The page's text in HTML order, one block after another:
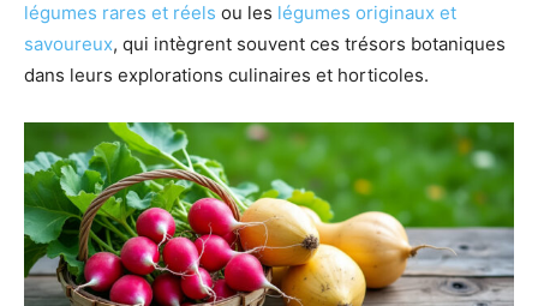
légumes rares et réels ou les légumes originaux et
savoureux, qui intègrent souvent ces trésors botaniques
dans leurs explorations culinaires et horticoles.